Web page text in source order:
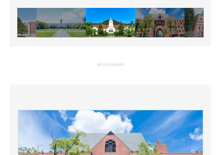
advertisement